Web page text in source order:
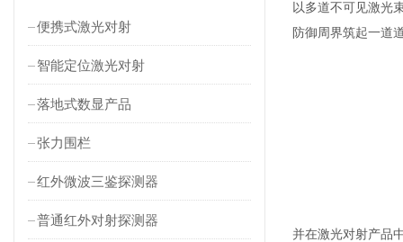
便携式激光对射
智能定位激光对射
落地式数显产品
张力围栏
红外微波三鉴探测器
普通红外对射探测器
以多道不可见激光
防御周界筑起一道
并在激光对射产品